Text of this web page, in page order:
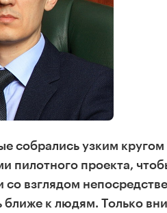
собрались узким кругом
пилотного проекта,
со взглядом
ближе к людям. Только